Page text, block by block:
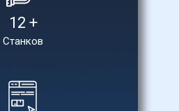
Станков
12 +